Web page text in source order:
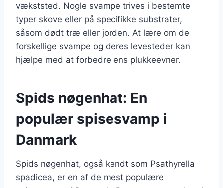
vækststed. Nogle svampe trives i bestemte
typer skove eller på specifikke substrater,
såsom dødt træ eller jorden. At lære om de
forskellige svampe og deres levesteder kan
hjælpe med at forbedre ens plukkeevner.
Spids nøgenhat: En
populær spisesvamp i
Danmark
Spids nøgenhat, også kendt som Psathyrella
spadicea, er en af de mest populære